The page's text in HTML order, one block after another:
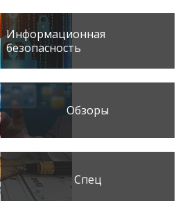
Информационная
безопасность
Обзоры
Спец